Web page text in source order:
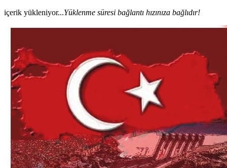
içerik yükleniyor...Yüklenme süresi bağlantı hızınıza bağlıdır!